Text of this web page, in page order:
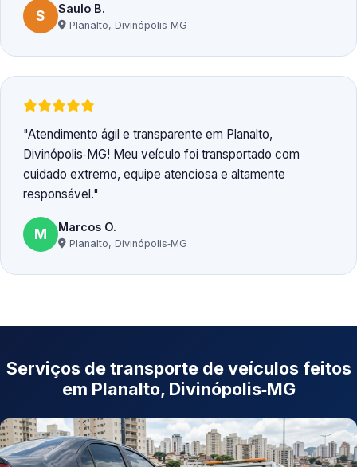
S Saulo B.
Planalto, Divinópolis‑MG
Atendimento ágil e transparente em Planalto,
Divinópolis‑MG! Meu veículo foi transportado com
cuidado extremo, equipe atenciosa e altamente
responsável.
M Marcos O.
Planalto, Divinópolis‑MG
Serviços de transporte de veículos feitos
em Planalto, Divinópolis‑MG